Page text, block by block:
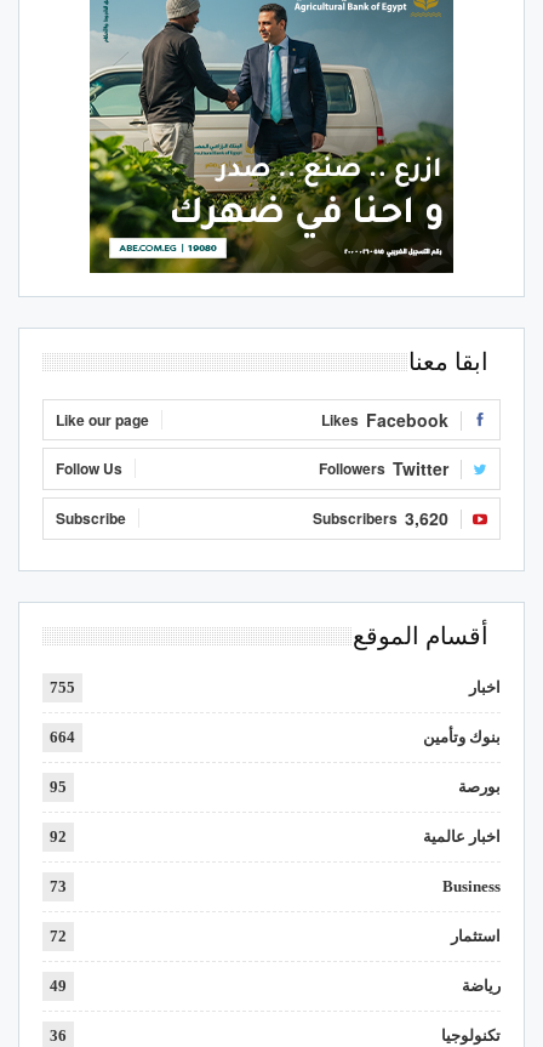
ابقا معنا
Facebook
Likes
Like our page
Twitter
Followers
Follow Us
3,620
Subscribers
Subscribe
أقسام الموقع
اخبار 755
بنوك وتأمين 664
بورصة 95
اخبار عالمية 92
Business
73
استثمار 72
رياضة 49
تكنولوجيا 36